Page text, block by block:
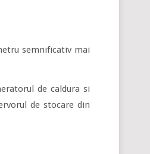
semnificativ mai
de caldura si
de stocare din